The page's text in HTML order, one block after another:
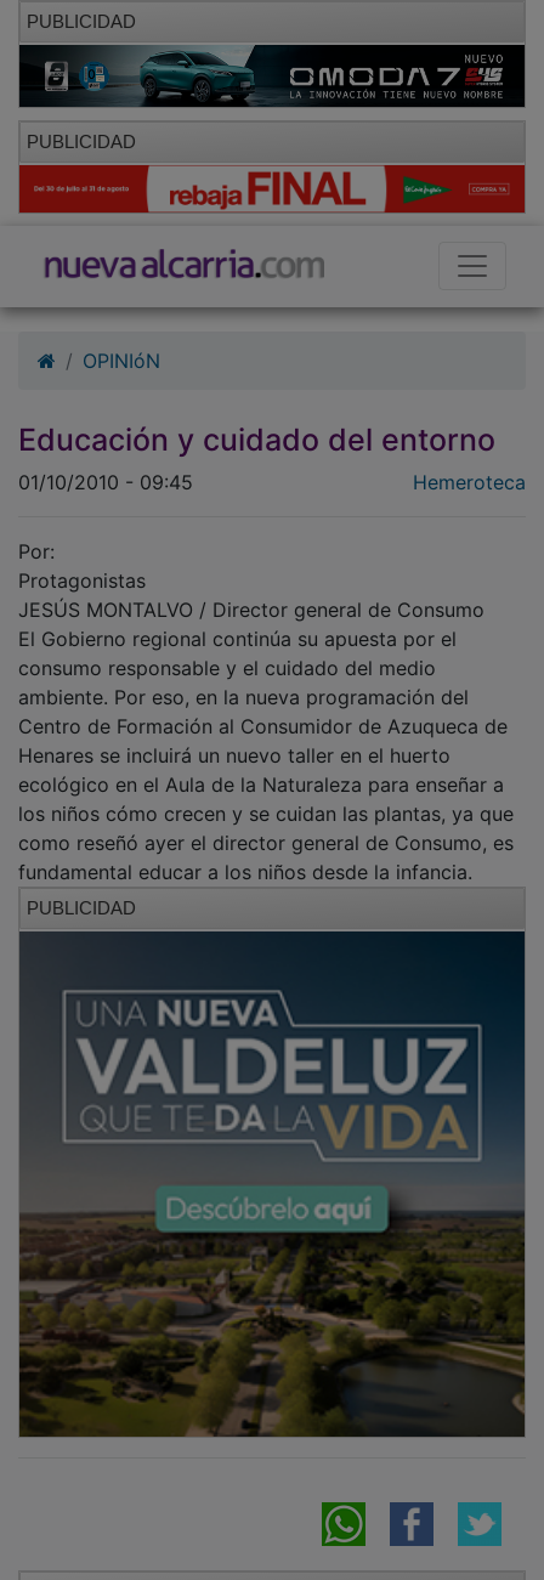
PUBLICIDAD
PUBLICIDAD
OPINIóN
Educación y cuidado del entorno
01/10/2010 - 09:45 Hemeroteca
Por:
Protagonistas
JESÚS MONTALVO / Director general de Consumo
El Gobierno regional continúa su apuesta por el
consumo responsable y el cuidado del medio
ambiente. Por eso, en la nueva programación del
Centro de Formación al Consumidor de Azuqueca de
Henares se incluirá un nuevo taller en el huerto
ecológico en el Aula de la Naturaleza para enseñar a
los niños cómo crecen y se cuidan las plantas, ya que
como reseñó ayer el director general de Consumo, es
fundamental educar a los niños desde la infancia.
PUBLICIDAD